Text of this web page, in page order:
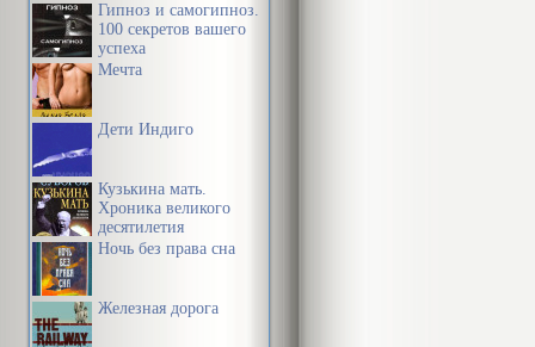
Гипноз и самогипноз.
100 секретов вашего
успеха
Мечта
Дети Индиго
Кузькина мать.
Хроника великого
десятилетия
Ночь без права сна
Железная дорога